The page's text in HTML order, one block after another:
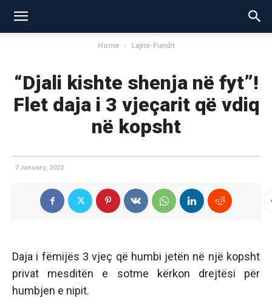
Home Lajmi-Fundit
“Djali kishte shenja në fyt”!
Flet daja i 3 vjeçarit që vdiq
në kopsht
7 January, 2022
Daja i fëmijës 3 vjeç që humbi jetën në një kopsht
privat mesditën e sotme kërkon drejtësi për
humbjen e nipit.